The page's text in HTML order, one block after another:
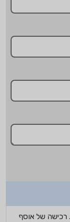
רכישה של אוסף